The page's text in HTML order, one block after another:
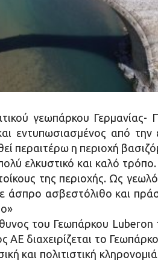
γεωπάρκου Γερμανίας-
εντυπωσιασμένος από την
περαιτέρω η περιοχή
ελκυστικό και καλό
της περιοχής. Ως
άσπρο ασβεστόλιθο και
του Γεωπάρκου Luberon
διαχειρίζεται το
και πολιτιστική